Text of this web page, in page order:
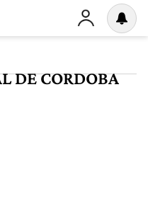
DE CORDOBA